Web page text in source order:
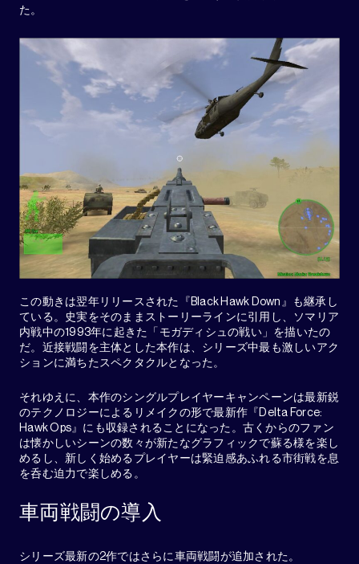
た。
この動きは翌年リリースされた『Black Hawk Down』も継承し
ている。史実をそのままストーリーラインに引用し、ソマリア
内戦中の1993年に起きた「モガディシュの戦い」を描いたの
だ。近接戦闘を主体とした本作は、シリーズ中最も激しいアク
ションに満ちたスペクタクルとなった。
それゆえに、本作のシングルプレイヤーキャンペーンは最新鋭
のテクノロジーによるリメイクの形で最新作『Delta Force:
Hawk Ops』にも収録されることになった。古くからのファン
は懐かしいシーンの数々が新たなグラフィックで蘇る様を楽し
めるし、新しく始めるプレイヤーは緊迫感あふれる市街戦を息
を呑む迫力で楽しめる。
車両戦闘の導入
シリーズ最新の2作ではさらに車両戦闘が追加された。